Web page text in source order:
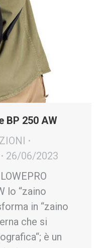
BP 250 AW
26/06/2023
lo “zaino
in “zaino
che si
è un